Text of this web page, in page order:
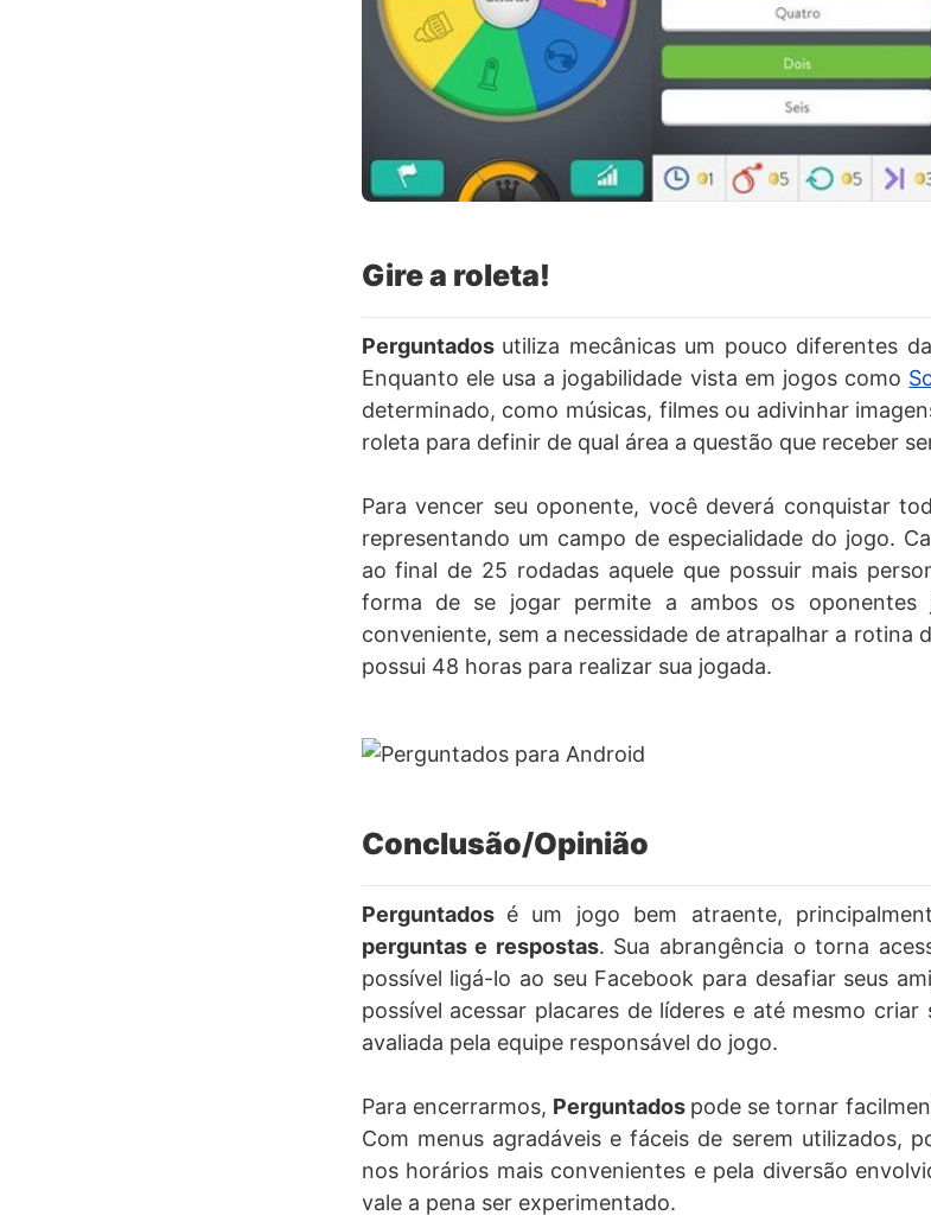
Gire a roleta!
Perguntados utiliza mecânicas um pouco diferentes
Enquanto ele usa a jogabilidade vista em jogos como
determinado, como músicas, filmes ou adivinhar
roleta para definir de qual área a questão que receber
Para vencer seu oponente, você deverá conquistar
representando um campo de especialidade do jogo.
ao final de 25 rodadas aquele que possuir mais
forma de se jogar permite a ambos os
conveniente, sem a necessidade de atrapalhar a rotina
possui 48 horas para realizar sua jogada.
Conclusão/Opinião
Perguntados é um jogo bem atraente,
perguntas e respostas. Sua abrangência o torna
possível ligá-lo ao seu Facebook para desafiar seus
possível acessar placares de líderes e até mesmo
avaliada pela equipe responsável do jogo.
Para encerrarmos, Perguntados pode se tornar
Com menus agradáveis e fáceis de serem utilizados,
nos horários mais convenientes e pela diversão
vale a pena ser experimentado.